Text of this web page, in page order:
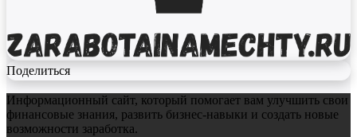
Поделиться
Информационный сайт, который помогает вам улучшить свои
финансовые знания, развить бизнес-навыки и создать новые
возможности заработка.